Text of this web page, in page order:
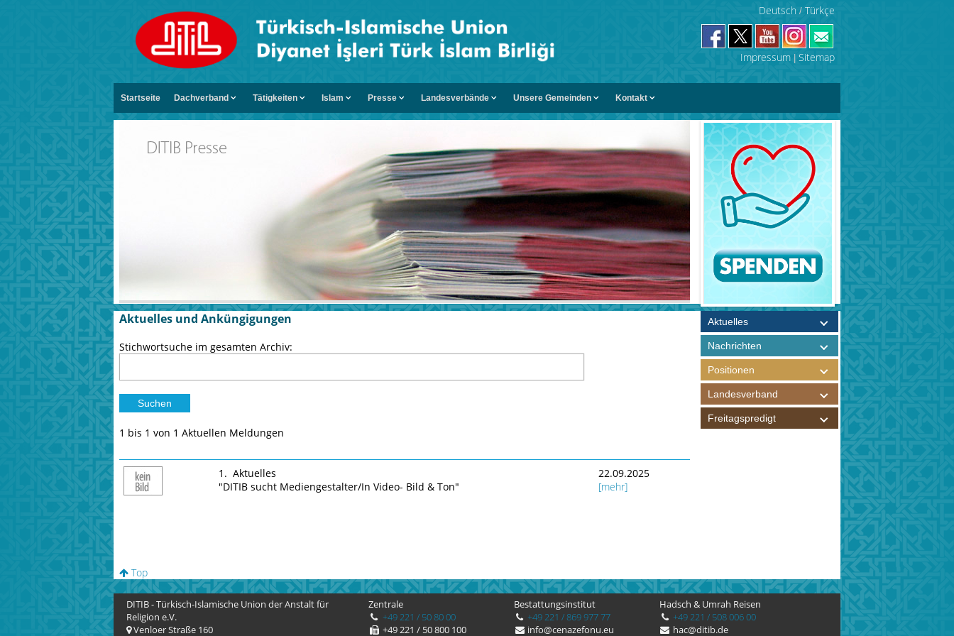
Deutsch /Türkçe
Impressum |Sitemap
Startseite Dachverband Tätigkeiten Islam Presse Landesverbände Unsere Gemeinden Kontakt
Aktuelles und Anküngigungen
Stichwortsuche im gesamten Archiv:
1 bis 1 von 1 Aktuellen Meldungen
1. Aktuelles
"DITIB sucht Mediengestalter/In Video- Bild & Ton"
22.09.2025
[mehr]
Top
Aktuelles
Nachrichten
Positionen
Landesverband
Freitagspredigt
DITIB - Türkisch-Islamische Union der Anstalt für
Religion e.V.
Venloer Straße 160
Zentrale
+49 221 / 50 80 00
+49 221 / 50 800 100
Bestattungsinstitut
+49 221 / 869 977 77
info@cenazefonu.eu
Hadsch & Umrah Reisen
+49 221 / 508 006 00
hac@ditib.de